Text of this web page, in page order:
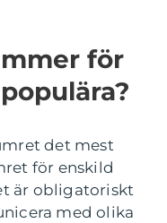
för
det mest
för enskild
är obligatoriskt
med olika